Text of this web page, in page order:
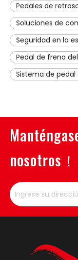
Pedales de
Soluciones de
Seguridad en la
Pedal de freno
Sistema de
nosotros！